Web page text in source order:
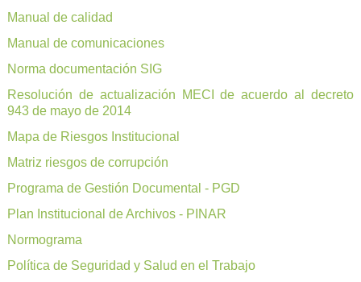
Manual de calidad
Manual de comunicaciones
Norma documentación SIG
Resolución de actualización MECI de acuerdo al decreto
943 de mayo de 2014
Mapa de Riesgos Institucional
Matriz riesgos de corrupción
Programa de Gestión Documental - PGD
Plan Institucional de Archivos - PINAR
Normograma
Política de Seguridad y Salud en el Trabajo